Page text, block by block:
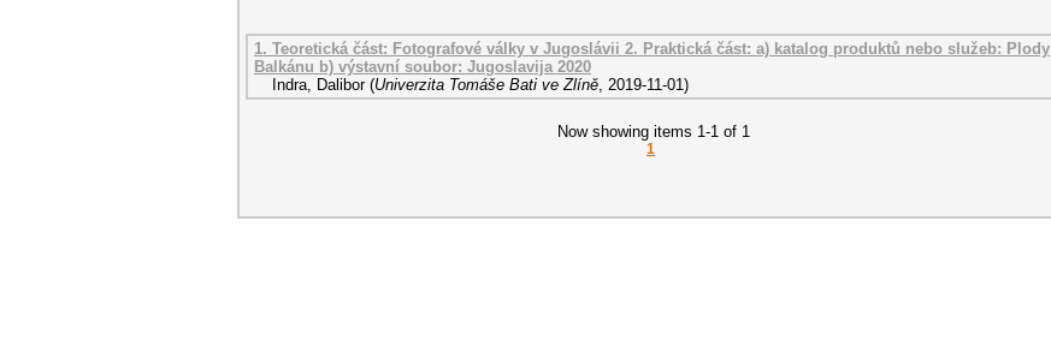
1. Teoretická část: Fotografové války v Jugoslávii 2. Praktická část: a) katalog produktů nebo služeb: Plody
Balkánu b) výstavní soubor: Jugoslavija 2020
Indra, Dalibor (Univerzita Tomáše Bati ve Zlíně, 2019-11-01)
Now showing items 1-1 of 1
1